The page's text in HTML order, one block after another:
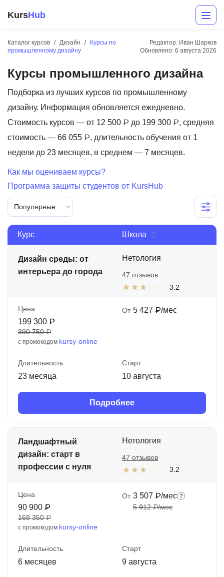
KursHub
Каталог курсов Дизайн
Курсы по
промышленному дизайну
Редактор: Иван Шарков
Обновлено: 6 августа 2026
Курсы промышленного дизайна
Подборка из лучших курсов по промышленному
дизайну. Информация обновляется ежедневно.
Стоимость курсов — от 12 500 ₽ до 199 300 ₽, средняя
стоимость — 66 055 ₽, длительность обучения от 1
недели до 23 месяцев, в среднем — 7 месяцев.
Как мы оцениваем курсы?
Программа защиты студентов от KursHub
Популярные
Курс Школа
Дизайн среды: от
интерьера до города
Нетология
3.2
47 отзывов
Цена
199 300 ₽
390 750 ₽
с промокодом kursy-online
От 5 427 ₽/мес
Длительность
23 месяца
Старт
10 августа
Подробнее
Ландшафтный
дизайн: старт в
профессии с нуля
Нетология
3.2
47 отзывов
Цена
90 900 ₽
168 350 ₽
с промокодом kursy-online
От 3 507 ₽/мес
5 912 ₽/мес
Длительность
6 месяцев
Старт
9 августа
Разработка
Маркетинг
Дизайн
Аналитика
Менеджмент
Иностранные языки
Soft Skills
ДПО
Акции и промокоды
Рейтинг онлайн-школ